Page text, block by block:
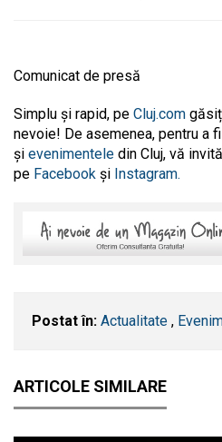
Comunicat de presă
Simplu și rapid, pe Cluj.com
nevoie! De asemenea, pentru a
și evenimentele din Cluj, vă
pe Facebook și Instagram.
Postat în: Actualitate ,
ARTICOLE SIMILARE